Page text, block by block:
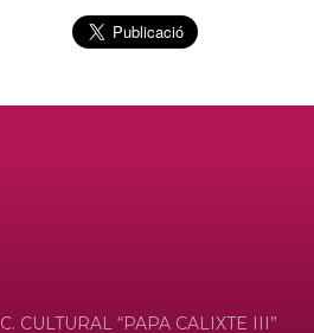
C. CULTURAL “PAPA CALIXTE III”